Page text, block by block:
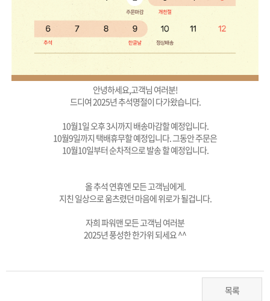
안녕하세요,고객님 여러분!
드디여 2025년 추석명절이 다가왔습니다.
10월1일 오후 3시까지 배송마감할 예정입니다.
10월9일까지 택배휴무할 예정입니다. 그동안 주문은
10월10일부터 순차적으로 발송 할 예정입니다.
올 추석 연휴엔 모든 고객님에게.
지친 일상으로 움츠렸던 마음에 위로가 될겁니다.
자희 파워맨 모든 고객님 여러분
2025년 풍성한 한가위 되세요 ^^
목록